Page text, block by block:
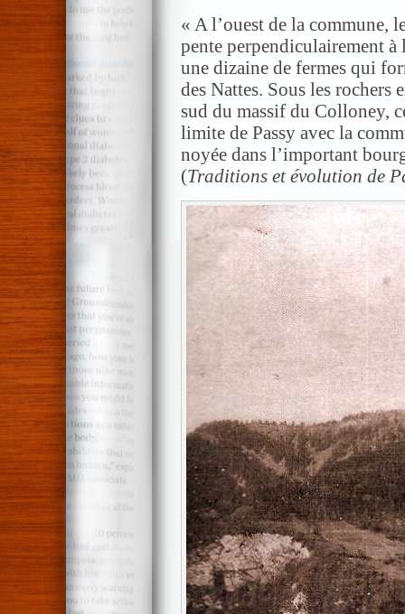
« A l’ouest de la commune,
pente perpendiculairement
une dizaine de fermes qui
des Nattes. Sous les rochers
sud du massif du Colloney,
limite de Passy avec la
noyée dans l’important
(Traditions et évolution de